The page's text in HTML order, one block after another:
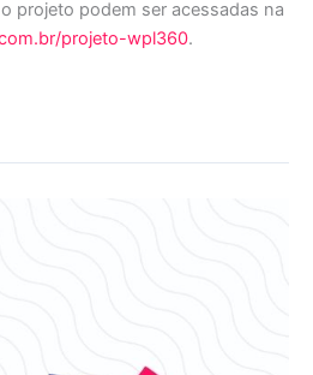
projeto podem ser acessadas na
projeto-wpl360.